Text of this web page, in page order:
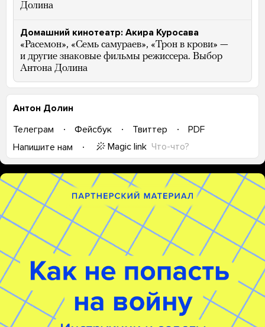
Долина
Домашний кинотеатр: Акира Куросава
«Расемон», «Семь самураев», «Трон в крови» —
и другие знаковые фильмы режиссера. Выбор
Антона Долина
Антон Долин
Телеграм
Фейсбук Твиттер
PDF
Напишите нам
Magic link Что-что?